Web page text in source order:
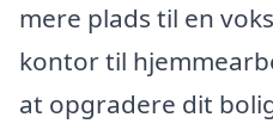
mere plads til en
kontor til
at opgradere dit